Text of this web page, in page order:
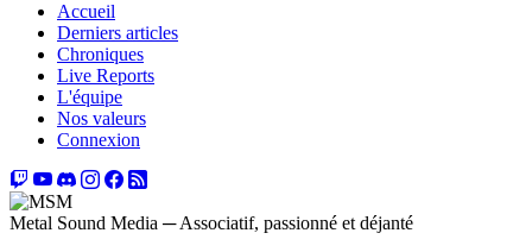
Accueil
Derniers articles
Chroniques
Live Reports
L'équipe
Nos valeurs
Connexion
Metal Sound Media ─ Associatif, passionné et déjanté